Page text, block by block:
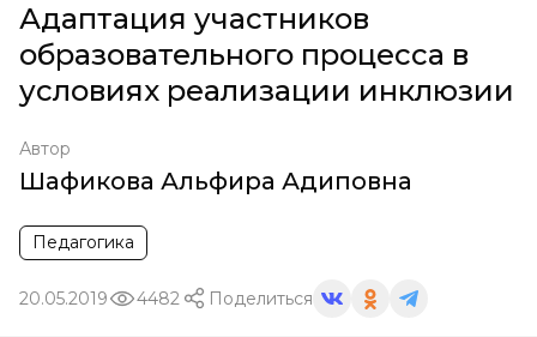
Адаптация участников
образовательного процесса в
условиях реализации инклюзии
Автор
Шафикова Альфира Адиповна
Педагогика
20.05.2019 4482 Поделиться